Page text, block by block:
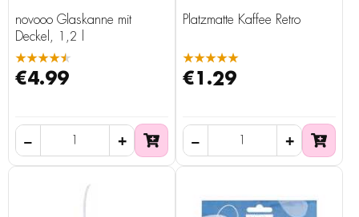
novooo Glaskanne mit
Deckel, 1,2 l
★★★★★
€4.99
Platzmatte Kaffee Retro
★★★★★
€1.29